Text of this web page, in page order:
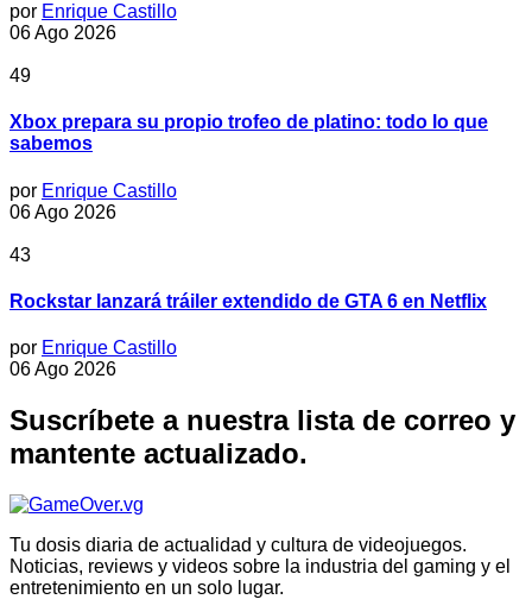
por Enrique Castillo
06 Ago 2026
49
Xbox prepara su propio trofeo de platino: todo lo que
sabemos
por Enrique Castillo
06 Ago 2026
43
Rockstar lanzará tráiler extendido de GTA 6 en Netflix
por Enrique Castillo
06 Ago 2026
Suscríbete a nuestra lista de correo y
mantente actualizado.
Tu dosis diaria de actualidad y cultura de videojuegos.
Noticias, reviews y videos sobre la industria del gaming y el
entretenimiento en un solo lugar.